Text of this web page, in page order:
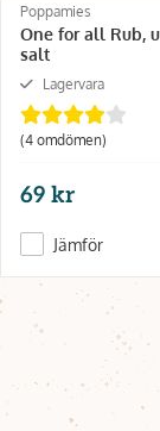
Poppamies
One for all Rub,
salt
Lagervara
(4 omdömen)
69 kr
Jämför